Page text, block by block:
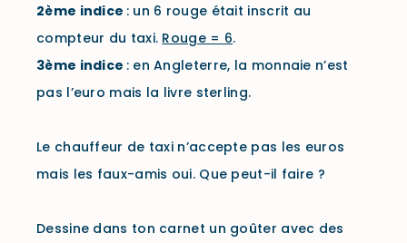
2ème indice : un 6 rouge était inscrit au
compteur du taxi. Rouge = 6.
3ème indice : en Angleterre, la monnaie n’est
pas l’euro mais la livre sterling.
Le chauffeur de taxi n’accepte pas les euros
mais les faux-amis oui. Que peut-il faire ?
Dessine dans ton carnet un goûter avec des